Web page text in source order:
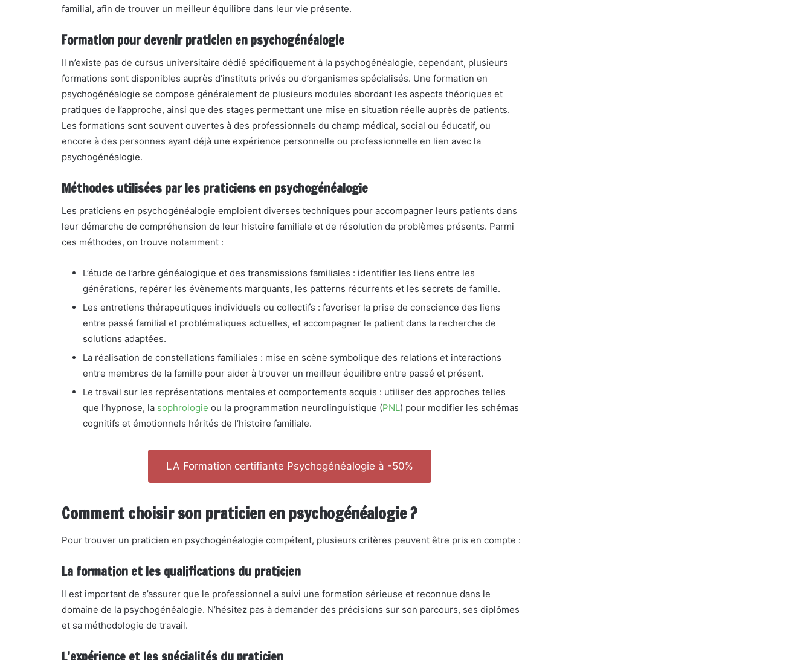
familial, afin de trouver un meilleur équilibre dans leur vie présente.
Formation pour devenir praticien en psychogénéalogie
Il n’existe pas de cursus universitaire dédié spécifiquement à la psychogénéalogie, cependant, plusieurs
formations sont disponibles auprès d’instituts privés ou d’organismes spécialisés. Une formation en
psychogénéalogie se compose généralement de plusieurs modules abordant les aspects théoriques et
pratiques de l’approche, ainsi que des stages permettant une mise en situation réelle auprès de patients.
Les formations sont souvent ouvertes à des professionnels du champ médical, social ou éducatif, ou
encore à des personnes ayant déjà une expérience personnelle ou professionnelle en lien avec la
psychogénéalogie.
Méthodes utilisées par les praticiens en psychogénéalogie
Les praticiens en psychogénéalogie emploient diverses techniques pour accompagner leurs patients dans
leur démarche de compréhension de leur histoire familiale et de résolution de problèmes présents. Parmi
ces méthodes, on trouve notamment :
L’étude de l’arbre généalogique et des transmissions familiales : identifier les liens entre les
générations, repérer les évènements marquants, les patterns récurrents et les secrets de famille.
Les entretiens thérapeutiques individuels ou collectifs : favoriser la prise de conscience des liens
entre passé familial et problématiques actuelles, et accompagner le patient dans la recherche de
solutions adaptées.
La réalisation de constellations familiales : mise en scène symbolique des relations et interactions
entre membres de la famille pour aider à trouver un meilleur équilibre entre passé et présent.
Le travail sur les représentations mentales et comportements acquis : utiliser des approches telles
que l’hypnose, la sophrologie ou la programmation neurolinguistique (PNL) pour modifier les schémas
cognitifs et émotionnels hérités de l’histoire familiale.
LA Formation certifiante Psychogénéalogie à -50%
Comment choisir son praticien en psychogénéalogie ?
Pour trouver un praticien en psychogénéalogie compétent, plusieurs critères peuvent être pris en compte :
La formation et les qualifications du praticien
Il est important de s’assurer que le professionnel a suivi une formation sérieuse et reconnue dans le
domaine de la psychogénéalogie. N’hésitez pas à demander des précisions sur son parcours, ses diplômes
et sa méthodologie de travail.